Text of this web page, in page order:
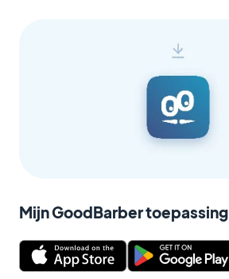
Mijn GoodBarber toepassing